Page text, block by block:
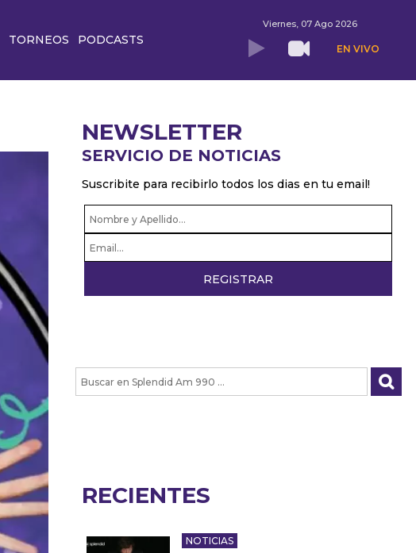
TORNEOS PODCASTS
Viernes, 07 Ago 2026
EN VIVO
NEWSLETTER
SERVICIO DE NOTICIAS
Suscribite para recibirlo todos los dias en tu email!
RECIENTES
NOTICIAS